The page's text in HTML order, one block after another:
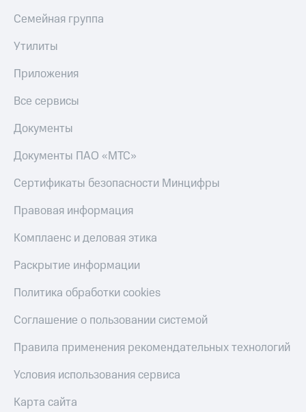
Семейная группа
Утилиты
Приложения
Все сервисы
Документы
Документы ПАО «МТС»
Сертификаты безопасности Минцифры
Правовая информация
Комплаенс и деловая этика
Раскрытие информации
Политика обработки cookies
Соглашение о пользовании системой
Правила применения рекомендательных технологий
Условия использования сервиса
Карта сайта